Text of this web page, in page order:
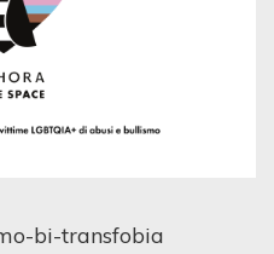
bi-transfobia